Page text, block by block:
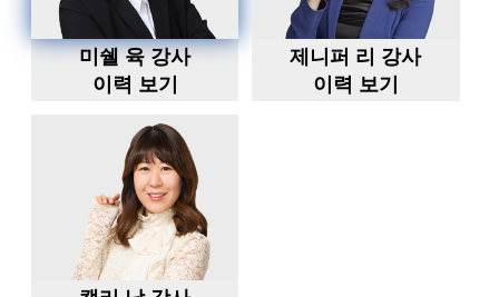
미쉘 육 강사
이력 보기
제니퍼 리 강사
이력 보기